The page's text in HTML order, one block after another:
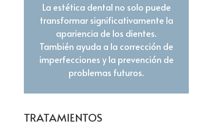
La estética dental no solo puede
transformar significativamente la
apariencia de los dientes.
También ayuda a la corrección de
imperfecciones y la prevención de
problemas futuros.
TRATAMIENTOS